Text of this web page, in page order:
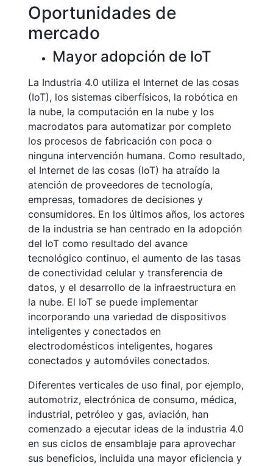
Oportunidades de
mercado
Mayor adopción de IoT
La Industria 4.0 utiliza el Internet de las cosas
(IoT), los sistemas ciberfísicos, la robótica en
la nube, la computación en la nube y los
macrodatos para automatizar por completo
los procesos de fabricación con poca o
ninguna intervención humana. Como resultado,
el Internet de las cosas (IoT) ha atraído la
atención de proveedores de tecnología,
empresas, tomadores de decisiones y
consumidores. En los últimos años, los actores
de la industria se han centrado en la adopción
del IoT como resultado del avance
tecnológico continuo, el aumento de las tasas
de conectividad celular y transferencia de
datos, y el desarrollo de la infraestructura en
la nube. El IoT se puede implementar
incorporando una variedad de dispositivos
inteligentes y conectados en
electrodomésticos inteligentes, hogares
conectados y automóviles conectados.
Diferentes verticales de uso final, por ejemplo,
automotriz, electrónica de consumo, médica,
industrial, petróleo y gas, aviación, han
comenzado a ejecutar ideas de la industria 4.0
en sus ciclos de ensamblaje para aprovechar
sus beneficios, incluida una mayor eficiencia y